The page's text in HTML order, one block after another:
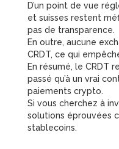
D’un point de vue
et suisses restent
pas de transparence.
En outre, aucune
CRDT, ce qui
En résumé, le CRDT
passé qu’à un vrai
paiements crypto.
Si vous cherchez à
solutions éprouvées
stablecoins.